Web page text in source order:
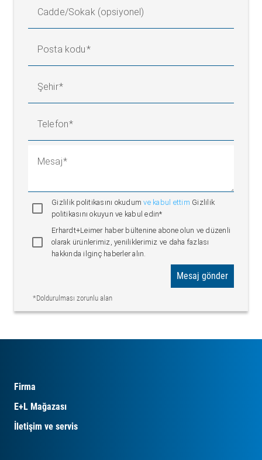
Cadde/Sokak (opsiyonel)
Posta kodu
Şehir
Telefon
Mesaj
Gizlilik politikasını okudumve kabul ettim Gizlilik
politikasını okuyun ve kabul edin*
Erhardt+Leimer haber bültenine abone olun ve düzenli
olarak ürünlerimiz, yeniliklerimiz ve daha fazlası
hakkında ilginç haberler alın.
*Doldurulması zorunlu alan
Mesaj gönder
Firma
E+L Mağazası
İletişim ve servis